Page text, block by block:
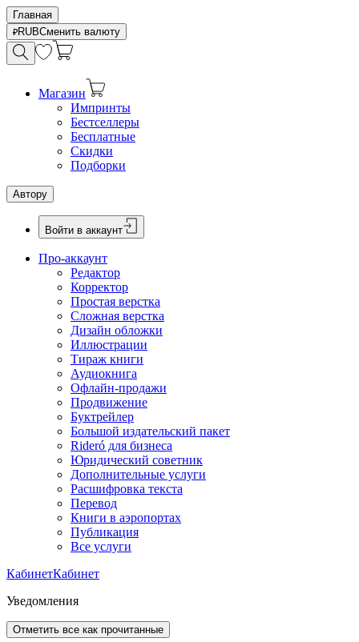
Главная
RUBСменить валюту
Магазин
Импринты
Бестселлеры
Бесплатные
Скидки
Подборки
Автору
Войти в аккаунт
Про-аккаунт
Редактор
Корректор
Простая верстка
Сложная верстка
Дизайн обложки
Иллюстрации
Тираж книги
Аудиокнига
Офлайн-продажи
Продвижение
Буктрейлер
Большой издательский пакет
Rideró для бизнеса
Юридический советник
Дополнительные услуги
Расшифровка текста
Перевод
Книги в аэропортах
Публикация
Все услуги
КабинетКабинет
Уведомления
Отметить все как прочитанные